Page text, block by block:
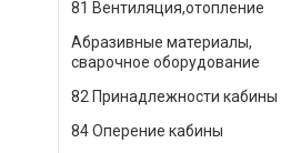
81 Вентиляция,отопление
Абразивные материалы,
сварочное оборудование
82 Принадлежности кабины
84 Оперение кабины
Крыльчатка вентилятора (715
мм) (без обечайки) (ПЛОСКИЙ
ДИСК) (ан.21-301) / SELERUS